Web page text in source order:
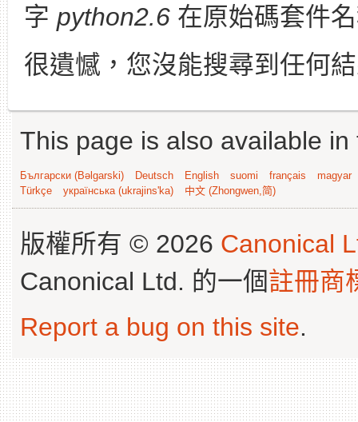
字 python2.6 在原始碼套件
很遺憾，您沒能搜尋到任何
This page is also available
Български (Bəlgarski) Deutsch English suomi français
magyar
Türkçe
українська (ukrajins'ka) 中文 (Zhongwen,简)
版權所有 © 2026 Canonical
Canonical Ltd. 的一個註冊商
Report a bug on this site.